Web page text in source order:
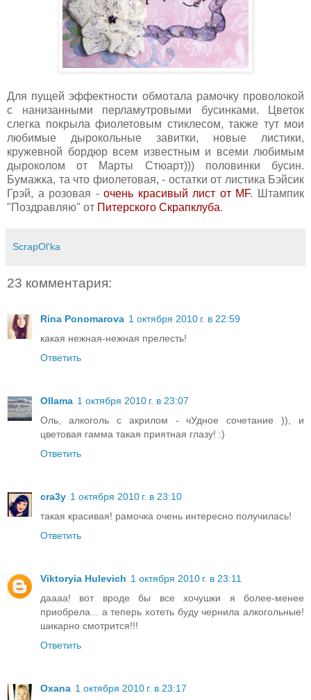
Для пущей эффектности обмотала рамочку проволокой
с нанизанными перламутровыми бусинками. Цветок
слегка покрыла фиолетовым стиклесом, также тут мои
любимые дырокольные завитки, новые листики,
кружевной бордюр всем известным и всеми любимым
дыроколом от Марты Стюарт))) половинки бусин.
Бумажка, та что фиолетовая, - остатки от листика Бэйсик
Грэй, а розовая -очень красивый лист от MF. Штампик
"Поздравляю" от Питерского Скрапклуба.
ScrapOl'ka
23 комментария:
Rina Ponomarova 1 октября 2010 г. в 22:59
какая нежная-нежная прелесть!
Ответить
Ollama 1 октября 2010 г. в 23:07
Оль, алкоголь с акрилом - чУдное сочетание )), и
цветовая гамма такая приятная глазу! :)
Ответить
cra3y 1 октября 2010 г. в 23:10
такая красивая! рамочка очень интересно получилась!
Ответить
Viktoryia Hulevich 1 октября 2010 г. в 23:11
даааа! вот вроде бы все хочушки я более-менее
приобрела... а теперь хотеть буду чернила алкогольные!
шикарно смотрится!!!
Ответить
Oxana 1 октября 2010 г. в 23:17